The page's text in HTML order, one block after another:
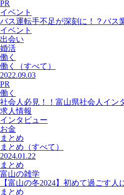
PR
イベント
バス運転手不足が深刻に！？バス
イベント
出会い
婚活
働く
働く
（すべて）
2022.09.03
PR
働く
社会人必見！！富山県社会人イン
求人情報
インタビュー
お金
まとめ
まとめ （すべて）
2024.01.22
まとめ
富山の雑学
【富山の冬2024】初めて過ごす
まとめ